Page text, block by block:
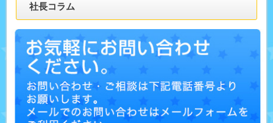
社長コラム